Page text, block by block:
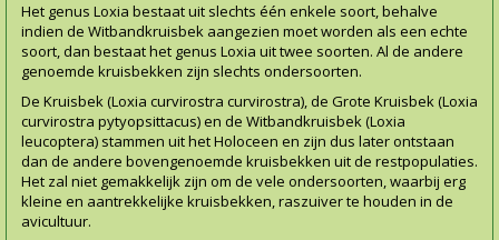
Het genus Loxia bestaat uit slechts één enkele soort, behalve
indien de Witbandkruisbek aangezien moet worden als een echte
soort, dan bestaat het genus Loxia uit twee soorten. Al de andere
genoemde kruisbekken zijn slechts ondersoorten.
De Kruisbek (Loxia curvirostra curvirostra), de Grote Kruisbek (Loxia
curvirostra pytyopsittacus) en de Witbandkruisbek (Loxia
leucoptera) stammen uit het Holoceen en zijn dus later ontstaan
dan de andere bovengenoemde kruisbekken uit de restpopulaties.
Het zal niet gemakkelijk zijn om de vele ondersoorten, waarbij erg
kleine en aantrekkelijke kruisbekken, raszuiver te houden in de
avicultuur.